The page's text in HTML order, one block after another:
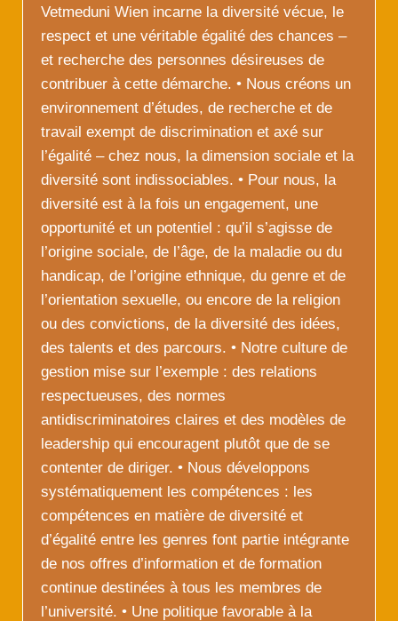
Vetmeduni Wien incarne la diversité vécue, le
respect et une véritable égalité des chances –
et recherche des personnes désireuses de
contribuer à cette démarche. • Nous créons un
environnement d’études, de recherche et de
travail exempt de discrimination et axé sur
l’égalité – chez nous, la dimension sociale et la
diversité sont indissociables. • Pour nous, la
diversité est à la fois un engagement, une
opportunité et un potentiel : qu’il s’agisse de
l’origine sociale, de l’âge, de la maladie ou du
handicap, de l’origine ethnique, du genre et de
l’orientation sexuelle, ou encore de la religion
ou des convictions, de la diversité des idées,
des talents et des parcours. • Notre culture de
gestion mise sur l’exemple : des relations
respectueuses, des normes
antidiscriminatoires claires et des modèles de
leadership qui encouragent plutôt que de se
contenter de diriger. • Nous développons
systématiquement les compétences : les
compétences en matière de diversité et
d’égalité entre les genres font partie intégrante
de nos offres d’information et de formation
continue destinées à tous les membres de
l’université. • Une politique favorable à la